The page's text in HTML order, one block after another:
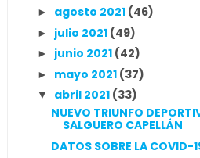
► agosto 2021 (46)
► julio 2021 (49)
► junio 2021 (42)
► mayo 2021 (37)
▼ abril 2021 (33)
NUEVO TRIUNFO
SALGUERO CAPELLÁN
DATOS SOBRE LA COVID-